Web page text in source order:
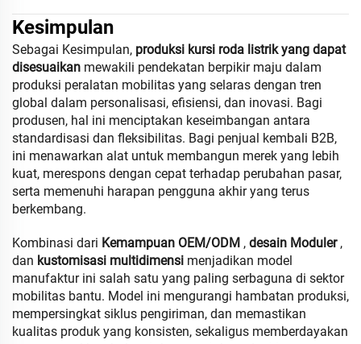
Kesimpulan
Sebagai Kesimpulan, produksi kursi roda listrik yang dapat
disesuaikan mewakili pendekatan berpikir maju dalam
produksi peralatan mobilitas yang selaras dengan tren
global dalam personalisasi, efisiensi, dan inovasi. Bagi
produsen, hal ini menciptakan keseimbangan antara
standardisasi dan fleksibilitas. Bagi penjual kembali B2B,
ini menawarkan alat untuk membangun merek yang lebih
kuat, merespons dengan cepat terhadap perubahan pasar,
serta memenuhi harapan pengguna akhir yang terus
berkembang.
Kombinasi dari Kemampuan OEM/ODM , desain Moduler ,
dan kustomisasi multidimensi menjadikan model
manufaktur ini salah satu yang paling serbaguna di sektor
mobilitas bantu. Model ini mengurangi hambatan produksi,
mempersingkat siklus pengiriman, dan memastikan
kualitas produk yang konsisten, sekaligus memberdayakan